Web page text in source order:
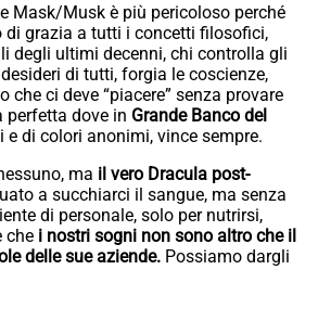
Mask/Musk è più pericoloso perché
di grazia a tutti i concetti filosofici,
degli ultimi decenni, chi controlla gli
di tutti, forgia le coscienze,
che ci deve “piacere” senza provare
perfetta dove in Grande Banco del
e di colori anonimi, vince sempre.
ma il vero Dracula post-
a succhiarci il sangue, ma senza
di personale, solo per nutrirsi,
che i nostri sogni non sono altro che il
delle sue aziende. Possiamo dargli